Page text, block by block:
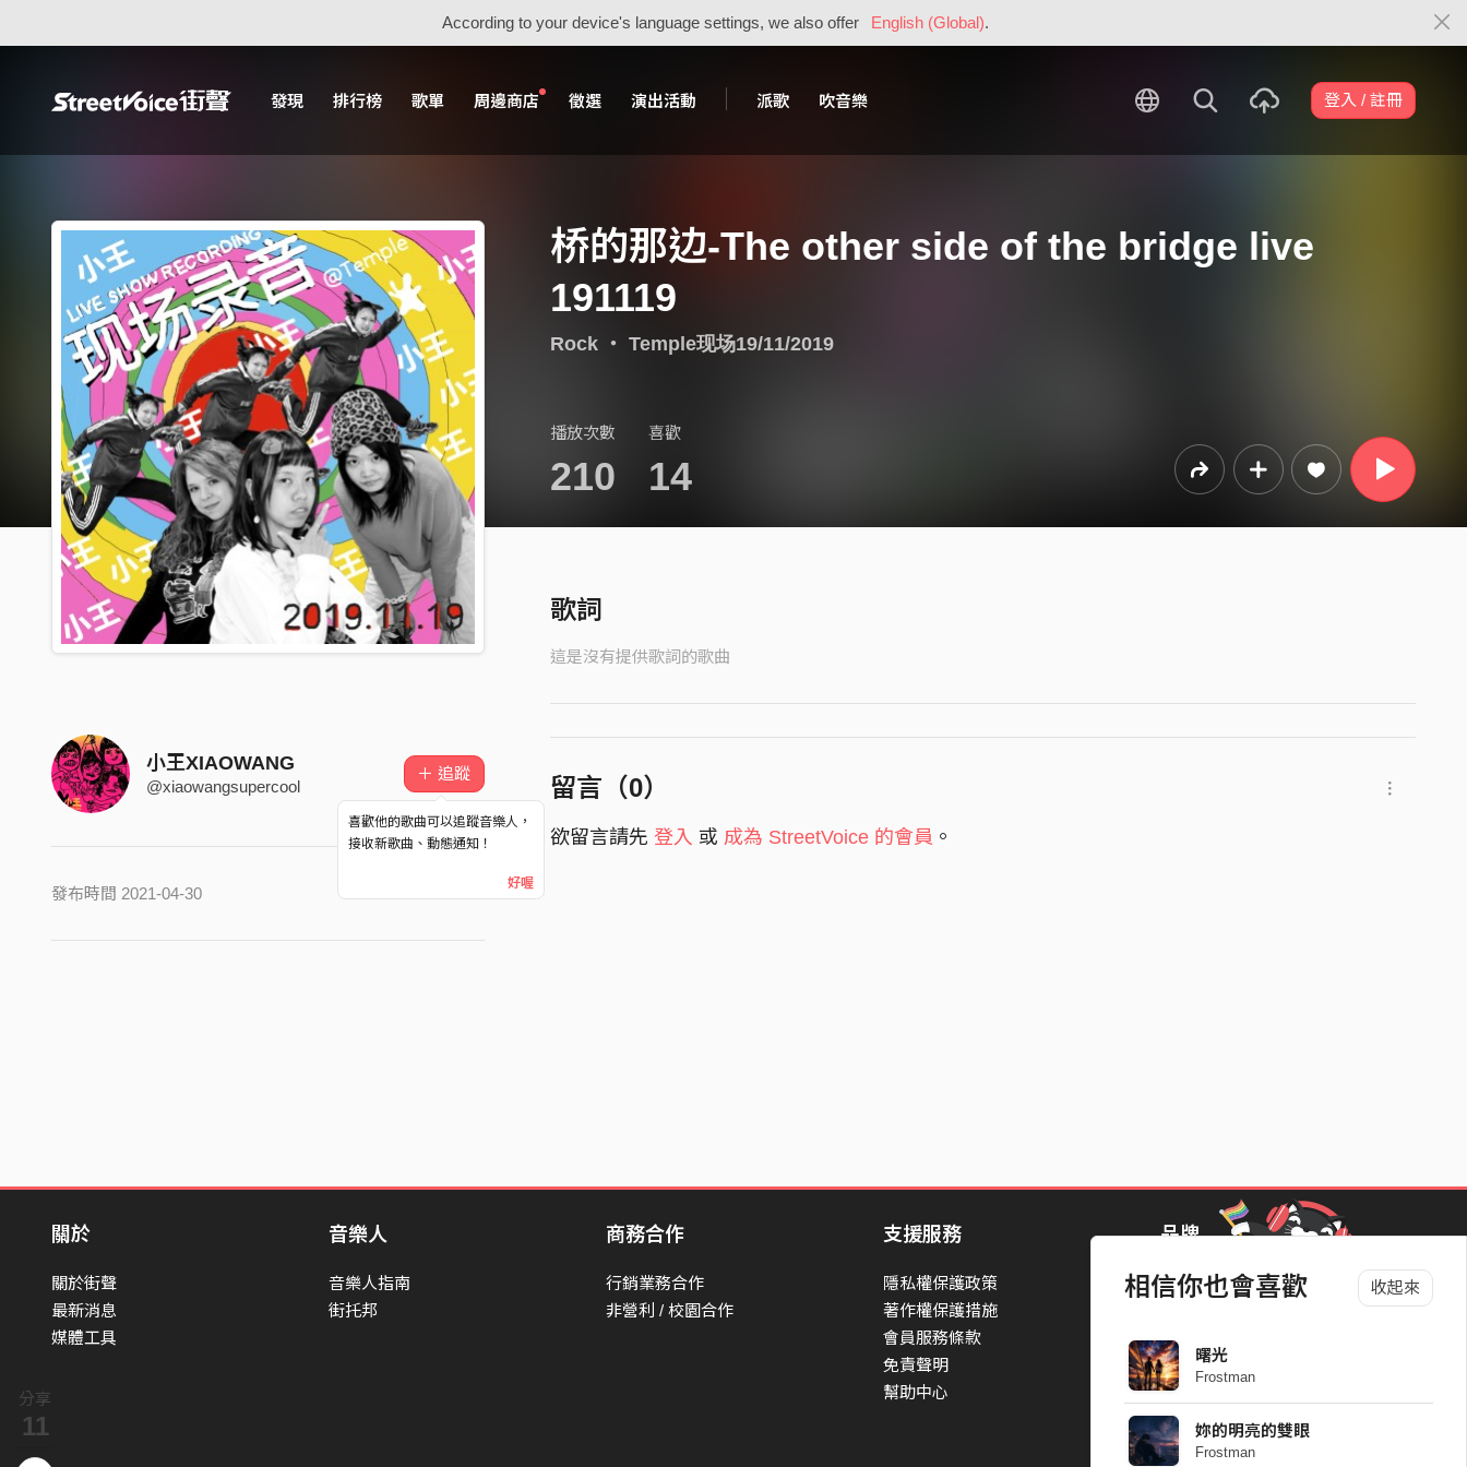
According to your device's language settings, we also offer English (Global).
發現 排行榜 歌單 周邊商店 徵選 演出活動 派歌 吹音樂 登入 / 註冊
分享
11
相信你也會喜歡 收起來
曙光
Frostman
妳的明亮的雙眼
Frostman
桥的那边-The other side of the bridge live
191119
Rock・ Temple现场19/11/2019
播放次數
210
喜歡
14
小王XIAOWANG
@xiaowangsupercool
＋ 追蹤
喜歡他的歌曲可以追蹤音樂人，
接收新歌曲、動態通知！
好喔
發布時間 2021-04-30
歌詞
這是沒有提供歌詞的歌曲
留言（0）
欲留言請先 登入 或 成為 StreetVoice 的會員 。
關於
關於街聲
最新消息
媒體工具
音樂人
音樂人指南
街托邦
商務合作
行銷業務合作
非營利 / 校園合作
支援服務
隱私權保護政策
著作權保護措施
會員服務條款
免責聲明
幫助中心
品牌
StreetVoice Awards 街聲音樂獎
Blow 吹音樂
Packer 派歌
SimpleLife 簡單生活節
ParkPark Carnival
一起比 YEAH 吧